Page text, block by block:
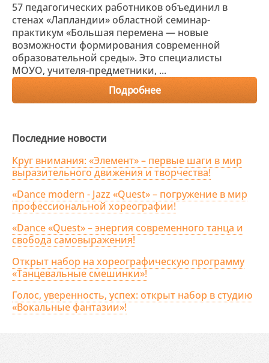
57 педагогических работников объединил в
стенах «Лапландии» областной семинар-
практикум «Большая перемена — новые
возможности формирования современной
образовательной среды». Это специалисты
МОУО, учителя-предметники, ...
Подробнее
Последние новости
Круг внимания: «Элемент» – первые шаги в мир
выразительного движения и творчества!
«Dance modern - Jazz «Quest» – погружение в мир
профессиональной хореографии!
«Dance «Quest» – энергия современного танца и
свобода самовыражения!
Открыт набор на хореографическую программу
«Танцевальные смешинки»!
Голос, уверенность, успех: открыт набор в студию
«Вокальные фантазии»!